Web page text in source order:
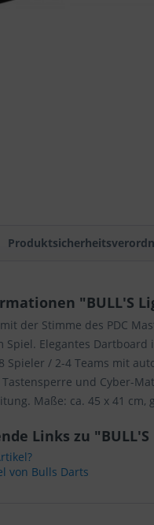
"BULL'S
der Stimme des PDC
Spiel. Elegantes
Spieler / 2-4 Teams mit
und Cyber-
Maße: ca. 45 x 41 cm,
Links zu
von Bulls Darts